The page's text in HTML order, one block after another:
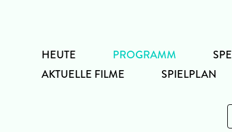
HEUTE
PROGRAMM
AKTUELLE FILME
SPIELPLAN